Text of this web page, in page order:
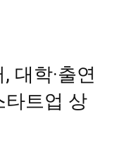
대학·출연
타트업 상